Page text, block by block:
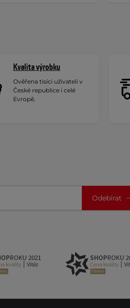
Kvalita výrobku
Ověřena tisíci uživateli v
České republice i celé
Evropě.
Odebírat